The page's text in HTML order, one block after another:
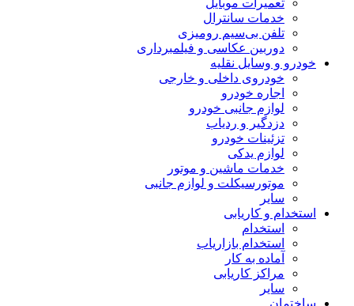
تعمیرات موبایل
خدمات سانترال
تلفن بی‌سیم رومیزی
دوربین عکاسی و فیلمبرداری
خودرو و وسایل نقلیه
خودروی داخلی و خارجی
اجاره خودرو
لوازم جانبی خودرو
دزدگیر و ردیاب
تزئینات خودرو
لوازم یدکی
خدمات ماشین و موتور
موتورسیکلت و لوازم جانبی
سایر
استخدام و کاریابی
استخدام
استخدام بازاریاب
آماده به کار
مراکز کاریابی
سایر